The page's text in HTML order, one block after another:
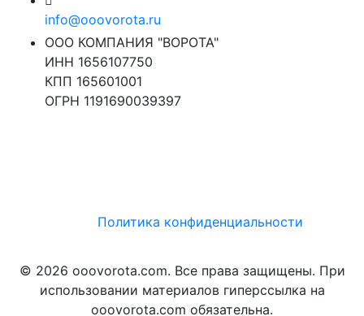
info@ooovorota.ru
ООО КОМПАНИЯ "ВОРОТА"
ИНН 1656107750
КПП 165601001
ОГРН 1191690039397
Политика конфиденциальности
© 2026 ooovorota.com. Все права защищены. При
использовании материалов гиперссылка на
ooovorota.com обязательна.